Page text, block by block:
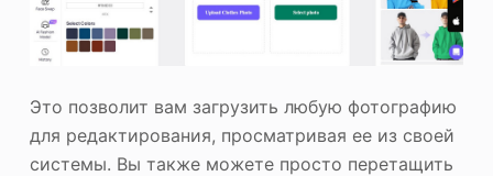
Это позволит вам загрузить любую фотографию
для редактирования, просматривая ее из своей
системы. Вы также можете просто перетащить